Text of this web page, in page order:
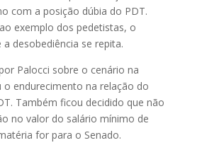
com a posição dúbia do PDT.
exemplo dos pedetistas, o
desobediência se repita.
Palocci sobre o cenário na
o endurecimento na relação do
Também ficou decidido que não
no valor do salário mínimo de
for para o Senado.